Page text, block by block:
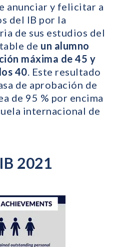
anunciar y felicitar a
del IB por la
de sus estudios del
de un alumno
máxima de 45 y
40. Este resultado
de aprobación de
de 95 % por encima
internacional de
2021